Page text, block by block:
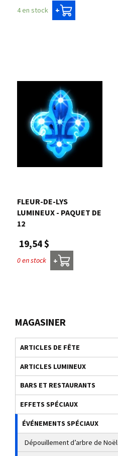
MAGASINER
ARTICLES DE FÊTE
ARTICLES LUMINEUX
BARS ET RESTAURANTS
EFFETS SPÉCIAUX
ÉVÉNEMENTS SPÉCIAUX
Dépouillement d’arbre de Noël
4 en stock +
FLEUR-DE-LYS
LUMINEUX - PAQUET DE
12
19,54 $
0 en stock +